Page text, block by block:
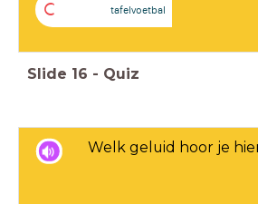
C tafelvoetbal
Slide 16 - Quiz
Welk geluid hoor je